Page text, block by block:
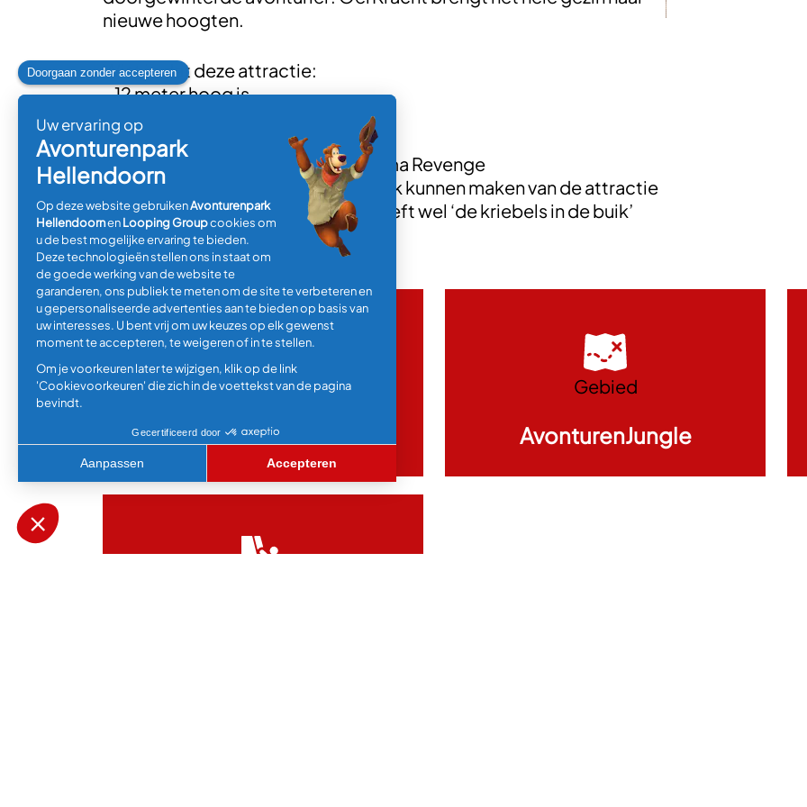
nieuwe hoogten.
Wist je dat deze attractie:
- 12 meter hoog is
- je er al in mag vanaf 90cm
- Er 16 personen tegelijk in kunnen
- Hij op de plek komt van Montezuma Revenge
- Er 500 personen in een uur gebruik kunnen maken van de attractie
- Hij gaat niet over de kop, maar geeft wel ‘de kriebels in de buik’
Attractie Type
Familieavontuur
Gebied
AvonturenJungle